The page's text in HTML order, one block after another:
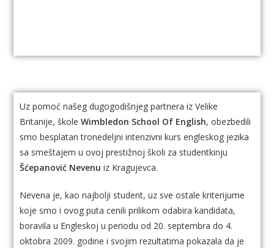
Uz pomoć našeg dugogodišnjeg partnera iz Velike
Britanije, školeWimbledon School Of English, obezbedili
smo besplatan tronedeljni intenzivni kurs engleskog jezika
sa smeštajem u ovoj prestižnoj školi za studentkinju
Šćepanović Nevenuiz Kragujevca.
Nevena je, kao najbolji student, uz sve ostale kriterijume
koje smo i ovog puta cenili prilikom odabira kandidata,
boravila u Engleskoj u periodu od 20. septembra do 4.
oktobra 2009. godine i svojim rezultatima pokazala da je